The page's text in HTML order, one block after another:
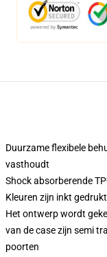
Duurzame flexibele
vasthoudt
Shock absorberende
Kleuren zijn inkt
Het ontwerp wordt
van de case zijn semi
poorten